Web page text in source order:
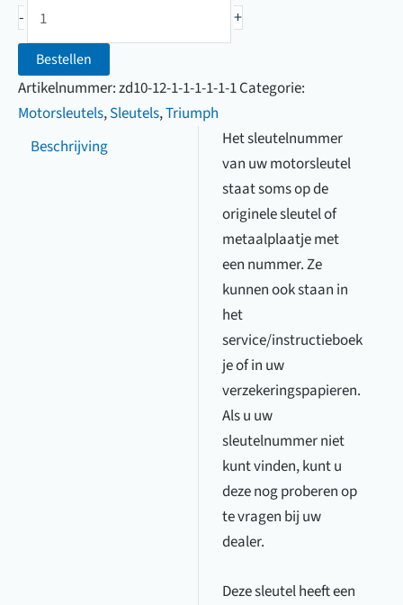
uw
sleutel
-
motorsleutel
(8001
t/m
9554)
+
Bestellen
Artikelnummer:zd10-12-1-1-1-1-1-1Categorie:
Motorsleutels,Sleutels,Triumph
Beschrijving
Het sleutelnummer
van uw motorsleutel
staat soms op de
originele sleutel of
metaalplaatje met
een nummer. Ze
kunnen ook staan in
het
service/instructieboek
je of in uw
verzekeringspapieren.
Als u uw
sleutelnummer niet
kunt vinden, kunt u
deze nog proberen op
te vragen bij uw
dealer.
Deze sleutel heeft een